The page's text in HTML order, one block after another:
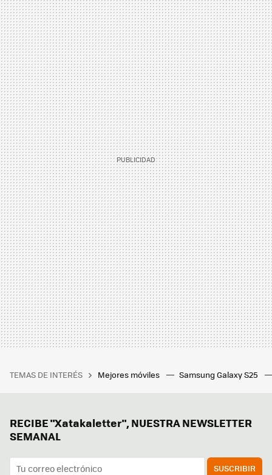
TEMAS DE INTERÉS Mejores móviles Samsung Galaxy S25
RECIBE "Xatakaletter", NUESTRA NEWSLETTER
SEMANAL
SUSCRIBIR